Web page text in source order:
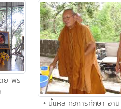
ย พระ
• นี้แหละคือการศึกษา อา